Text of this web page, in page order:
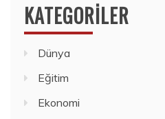
KATEGORILER
Dünya
Eğitim
Ekonomi